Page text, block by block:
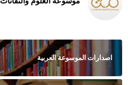
اصدارات الموسوعة العربية